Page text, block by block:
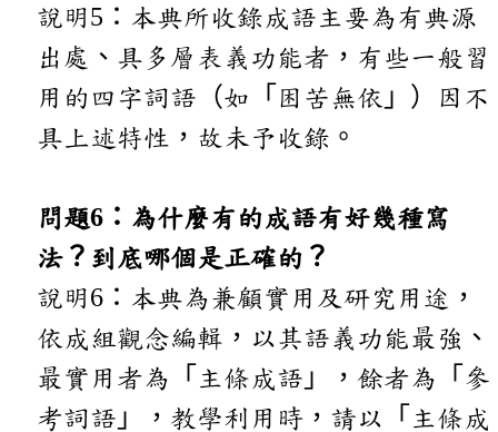
說明5：本典所收錄成語主要為有典源
出處、具多層表義功能者，有些一般習
用的四字詞語（如「困苦無依」）因不
具上述特性，故未予收錄。
問題6：為什麼有的成語有好幾種寫
法？到底哪個是正確的？
說明6：本典為兼顧實用及研究用途，
依成組觀念編輯，以其語義功能最強、
最實用者為「主條成語」，餘者為「參
考詞語」，教學利用時，請以「主條成